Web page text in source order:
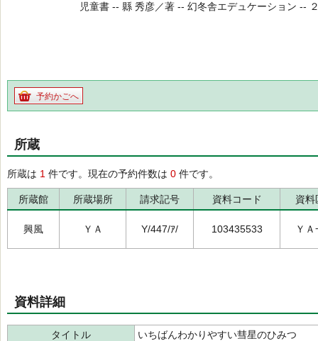
児童書 -- 縣 秀彦／著 -- 幻冬舎エデュケーション --
予約かごへ
所蔵
所蔵は 1 件です。現在の予約件数は 0 件です。
所蔵館 所蔵場所 請求記号 資料コード 資料
興風 ＹＡ Y/447/ｱ/ 103435533 Ｙ
資料詳細
タイトル
いちばんわかりやすい彗星のひみつ